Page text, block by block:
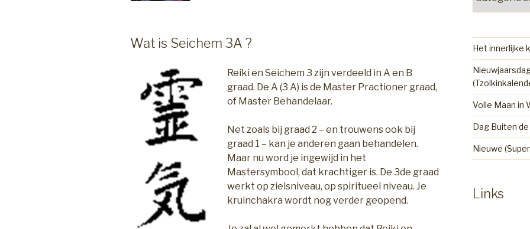
Wat is Seichem 3A ?
Reiki en Seichem 3 zijn verdeeld in A en B
graad. De A (3 A) is de Master Practioner graad,
of Master Behandelaar.
Net zoals bij graad 2 – en trouwens ook bij
graad 1 – kan je anderen gaan behandelen.
Maar nu word je ingewijd in het
Mastersymbool, dat krachtiger is. De 3de graad
werkt op zielsniveau, op spiritueel niveau. Je
kruinchakra wordt nog verder geopend.
Het innerlijke
Volle Maan in
Dag Buiten de
Nieuwe
Links